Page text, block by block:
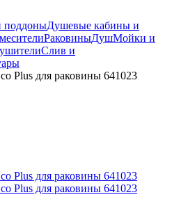
поддоныДушевые кабины и
РаковиныДушМойки и
Слив и
Plus для раковины 641023